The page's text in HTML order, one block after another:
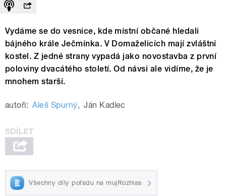
Vydáme se do vesnice, kde místní občané hledali
bájného krále Ječmínka. V Domaželicích mají zvláštní
kostel. Z jedné strany vypadá jako novostavba z první
poloviny dvacátého století. Od návsi ale vidíme, že je
mnohem starší.
autoři: Aleš Spurný, Ján Kadlec
Všechny díly pořadu na mujRozhlas